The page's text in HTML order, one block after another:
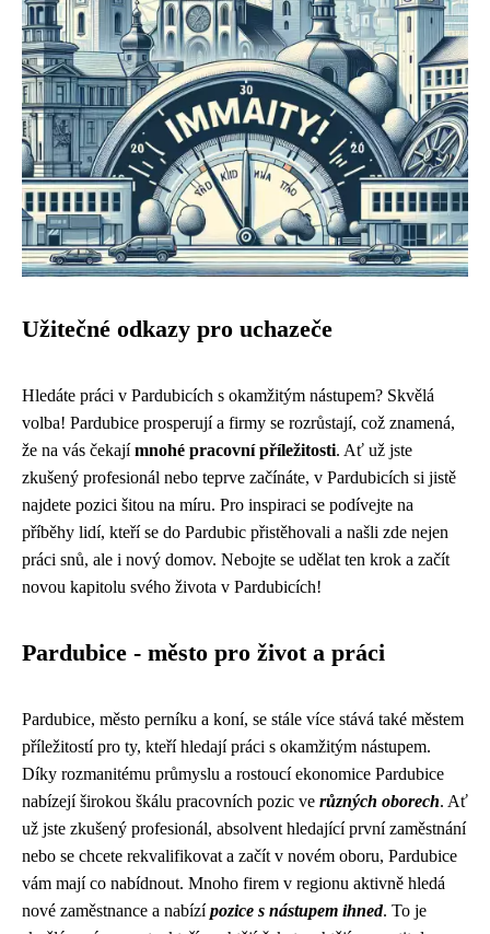
Užitečné odkazy pro uchazeče
Hledáte práci v Pardubicích s okamžitým nástupem? Skvělá
volba! Pardubice prosperují a firmy se rozrůstají, což znamená,
že na vás čekajímnohé pracovní příležitosti. Ať už jste
zkušený profesionál nebo teprve začínáte, v Pardubicích si jistě
najdete pozici šitou na míru. Pro inspiraci se podívejte na
příběhy lidí, kteří se do Pardubic přistěhovali a našli zde nejen
práci snů, ale i nový domov. Nebojte se udělat ten krok a začít
novou kapitolu svého života v Pardubicích!
Pardubice - město pro život a práci
Pardubice, město perníku a koní, se stále více stává také městem
příležitostí pro ty, kteří hledají práci s okamžitým nástupem.
Díky rozmanitému průmyslu a rostoucí ekonomice Pardubice
nabízejí širokou škálu pracovních pozic ve různých oborech. Ať
už jste zkušený profesionál, absolvent hledající první zaměstnání
nebo se chcete rekvalifikovat a začít v novém oboru, Pardubice
vám mají co nabídnout. Mnoho firem v regionu aktivně hledá
nové zaměstnance a nabízípozice s nástupem ihned. To je